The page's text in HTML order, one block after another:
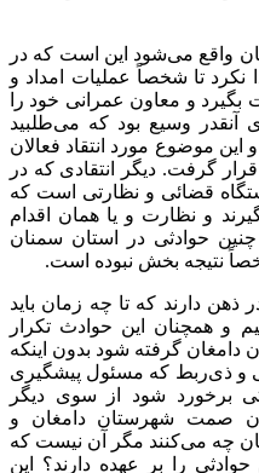
واقع می‌شود این است که در
نکرد تا شخصاً عملیات امداد و
و معاون عمرانی خود را
وسیع بود که می‌طلبید
این موضوع مورد انتقاد فعالان
گرفت. دیگر انتقادی که در
قضائی و نظارتی است که
و نظارت و یا همان اقدام
چنین حوادثی در استان سمنان
نتیجه بخش نبوده است.
ذهن دارند که تا چه زمان باید
و همچنان این حوادث تکرار
دامغان گرفته شود بدون اینکه
و ذی‌ربط که مسئول پیشگیری
برخورد شود از سوی دیگر
صمت شهرستان دامغان و
چه می‌کنند مگر آن نیست که
را بر عهده دارند؟ این